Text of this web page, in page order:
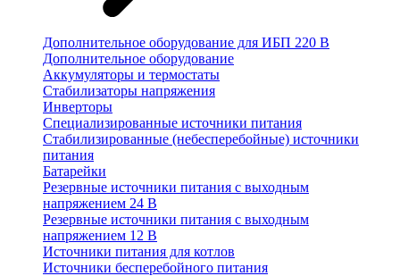
Дополнительное оборудование для ИБП 220 В
Дополнительное оборудование
Аккумуляторы и термостаты
Стабилизаторы напряжения
Инверторы
Специализированные источники питания
Стабилизированные (небесперебойные) источники
питания
Батарейки
Резервные источники питания с выходным
напряжением 24 В
Резервные источники питания с выходным
напряжением 12 В
Источники питания для котлов
Источники бесперебойного питания